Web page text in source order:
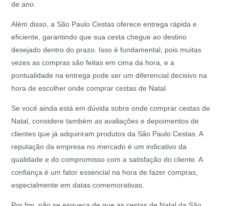
de ano.
Além disso, a São Paulo Cestas oferece entrega rápida e
eficiente, garantindo que sua cesta chegue ao destino
desejado dentro do prazo. Isso é fundamental, pois muitas
vezes as compras são feitas em cima da hora, e a
pontualidade na entrega pode ser um diferencial decisivo na
hora de escolher onde comprar cestas de Natal.
Se você ainda está em dúvida sobre onde comprar cestas de
Natal, considere também as avaliações e depoimentos de
clientes que já adquiriram produtos da São Paulo Cestas. A
reputação da empresa no mercado é um indicativo da
qualidade e do compromisso com a satisfação do cliente. A
confiança é um fator essencial na hora de fazer compras,
especialmente em datas comemorativas.